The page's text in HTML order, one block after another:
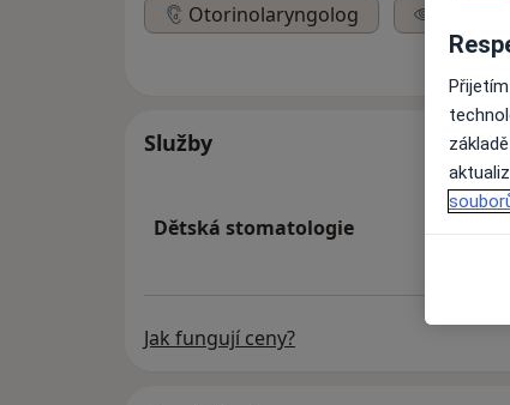
Otorinolaryngolog
Služby
Dětská stomatologie
Jak fungují ceny?